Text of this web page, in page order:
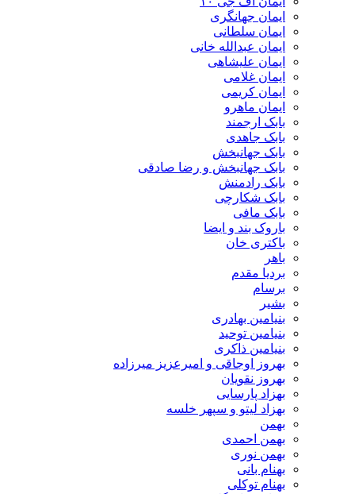
ایمان جهانگری
ایمان سلطانی
ایمان عبدالله خانی
ایمان علیشاهی
ایمان غلامی
ایمان کریمی
ایمان ماهرو
بابک ارجمند
بابک جاهدی
بابک جهانبخش
بابک جهانبخش و رضا صادقی
بابک رادمنش
بابک شکارچی
بابک مافی
باروک بند و ایضا
باکتری خان
باهر
بردیا مقدم
برسام
بشیر
بنیامین بهادری
بنیامین توحید
بنیامین ذاکری
بهروز اوجاقی و امیرعزیز میرزاده
بهروز نقویان
بهزاد پارسایی
بهزاد لیتو و سپهر خلسه
بهمن
بهمن احمدی
بهمن نوری
بهنام بانی
بهنام توکلی